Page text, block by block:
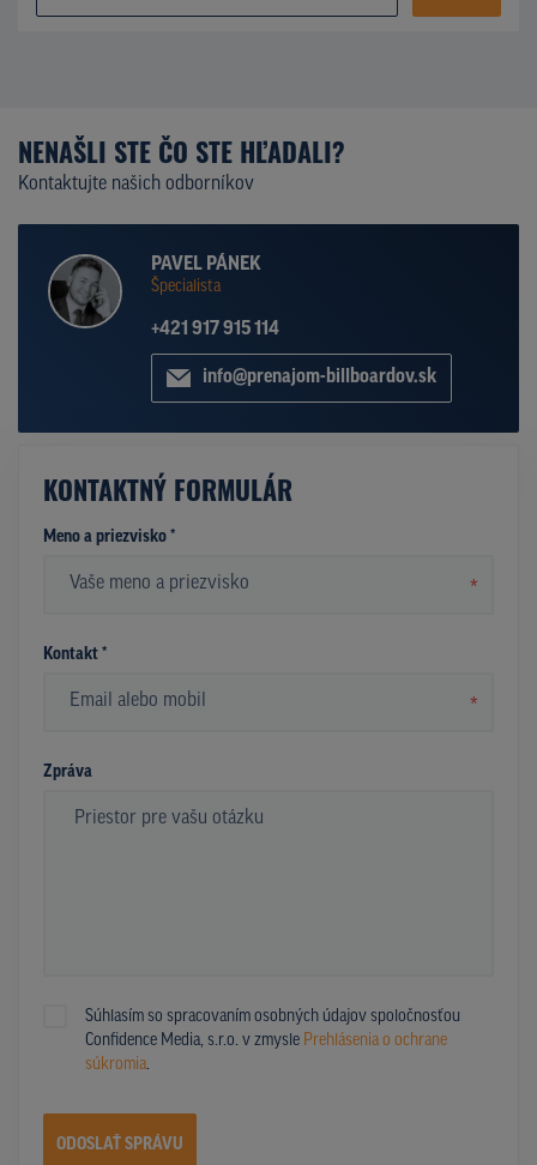
NENAŠLI STE ČO STE HĽADALI?
Kontaktujte našich odborníkov
PAVEL PÁNEK
Špecialista
+421 917 915 114
info@prenajom-billboardov.sk
KONTAKTNÝ FORMULÁR
Meno a priezvisko *
*
Kontakt *
*
Zpráva
Súhlasím so spracovaním osobných údajov spoločnosťou
Confidence Media, s.r.o. v zmysle Prehlásenia o ochrane
súkromia.
ODOSLAŤ SPRÁVU